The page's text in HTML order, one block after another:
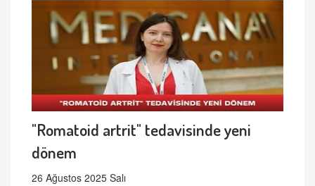
"Romatoid artrit" tedavisinde yeni
dönem
26 Ağustos 2025 Salı